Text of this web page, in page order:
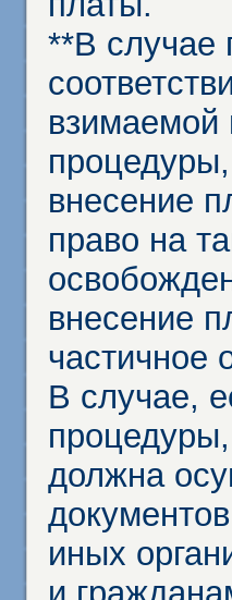
**В случае
взимаемой
внесение
право на
внесение
частичное
В случае,
должна
иных